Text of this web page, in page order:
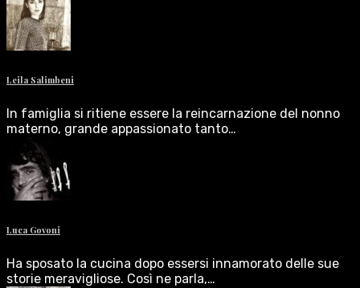
Leila Salimbeni
In famiglia si ritiene essere la reincarnazione del nonno
materno, grande appassionato tanto…
Luca Govoni
Ha sposato la cucina dopo essersi innamorato delle sue
storie meravigliose. Così ne parla,…